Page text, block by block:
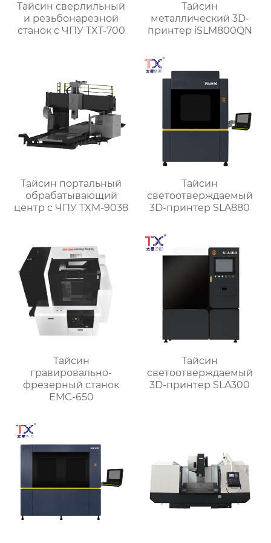
Тайсин сверлильный
и резьбонарезной
станок с ЧПУ TXT-700
Тайсин
металлический 3D-
принтер iSLM800QN
Тайсин портальный
обрабатывающий
центр с ЧПУ TXM-9038
Тайсин
светоотверждаемый
3D-принтер SLA880
Тайсин
гравировально-
фрезерный станок
EMC-650
Тайсин
светоотверждаемый
3D-принтер SLA300